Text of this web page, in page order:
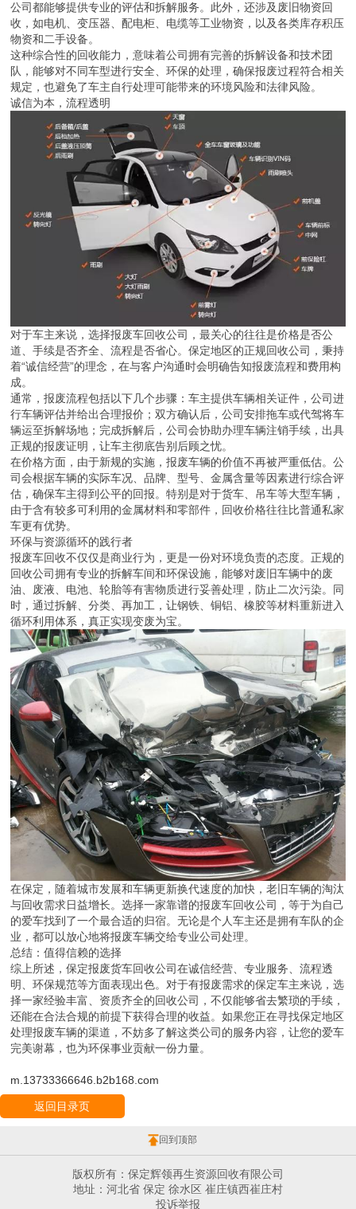
公司都能够提供专业的评估和拆解服务。此外，还涉及废旧物资回
收，如电机、变压器、配电柜、电缆等工业物资，以及各类库存积压
物资和二手设备。
这种综合性的回收能力，意味着公司拥有完善的拆解设备和技术团
队，能够对不同车型进行安全、环保的处理，确保报废过程符合相关
规定，也避免了车主自行处理可能带来的环境风险和法律风险。
诚信为本，流程透明
对于车主来说，选择报废车回收公司，最关心的往往是价格是否公
道、手续是否齐全、流程是否省心。保定地区的正规回收公司，秉持
着“诚信经营”的理念，在与客户沟通时会明确告知报废流程和费用构
成。
通常，报废流程包括以下几个步骤：车主提供车辆相关证件，公司进
行车辆评估并给出合理报价；双方确认后，公司安排拖车或代驾将车
辆运至拆解场地；完成拆解后，公司会协助办理车辆注销手续，出具
正规的报废证明，让车主彻底告别后顾之忧。
在价格方面，由于新规的实施，报废车辆的价值不再被严重低估。公
司会根据车辆的实际车况、品牌、型号、金属含量等因素进行综合评
估，确保车主得到公平的回报。特别是对于货车、吊车等大型车辆，
由于含有较多可利用的金属材料和零部件，回收价格往往比普通私家
车更有优势。
环保与资源循环的践行者
报废车回收不仅仅是商业行为，更是一份对环境负责的态度。正规的
回收公司拥有专业的拆解车间和环保设施，能够对废旧车辆中的废
油、废液、电池、轮胎等有害物质进行妥善处理，防止二次污染。同
时，通过拆解、分类、再加工，让钢铁、铜铝、橡胶等材料重新进入
循环利用体系，真正实现变废为宝。
在保定，随着城市发展和车辆更新换代速度的加快，老旧车辆的淘汰
与回收需求日益增长。选择一家靠谱的报废车回收公司，等于为自己
的爱车找到了一个最合适的归宿。无论是个人车主还是拥有车队的企
业，都可以放心地将报废车辆交给专业公司处理。
总结：值得信赖的选择
综上所述，保定报废货车回收公司在诚信经营、专业服务、流程透
明、环保规范等方面表现出色。对于有报废需求的保定车主来说，选
择一家经验丰富、资质齐全的回收公司，不仅能够省去繁琐的手续，
还能在合法合规的前提下获得合理的收益。如果您正在寻找保定地区
处理报废车辆的渠道，不妨多了解这类公司的服务内容，让您的爱车
完美谢幕，也为环保事业贡献一份力量。
m.13733366646.b2b168.com
返回目录页
回到顶部
版权所有：保定辉领再生资源回收有限公司
地址：河北省 保定 徐水区 崔庄镇西崔庄村
投诉举报